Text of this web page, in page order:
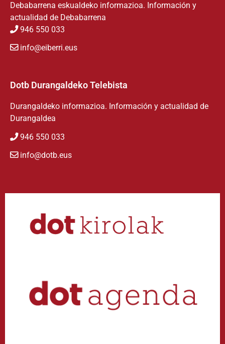
Debabarrena eskualdeko informazioa. Información y
actualidad de Debabarrena
946 550 033
info@eiberri.eus
Dotb Durangaldeko Telebista
Durangaldeko informazioa. Información y actualidad de
Durangaldea
946 550 033
info@dotb.eus